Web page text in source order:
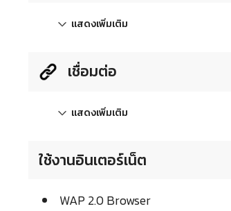
แสดงเพิ่มเติม
เชื่อมต่อ
แสดงเพิ่มเติม
ใช้งานอินเตอร์เน็ต
WAP 2.0 Browser